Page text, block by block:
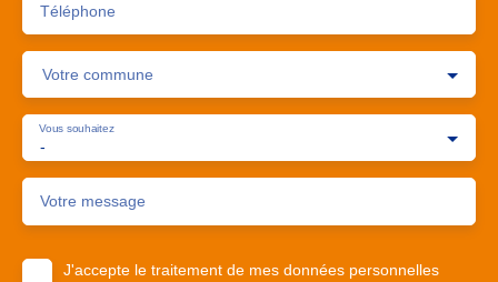
Téléphone
Votre commune
-
Vous souhaitez
Votre message
J'accepte le traitement de mes données personnelles